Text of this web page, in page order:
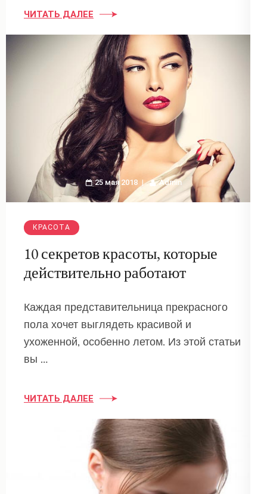
ЧИТАТЬ ДАЛЕЕ
25 мая 2018 Admin
КРАСОТА
10 секретов красоты, которые
действительно работают
Каждая представительница прекрасного
пола хочет выглядеть красивой и
ухоженной, особенно летом. Из этой статьи
вы …
ЧИТАТЬ ДАЛЕЕ